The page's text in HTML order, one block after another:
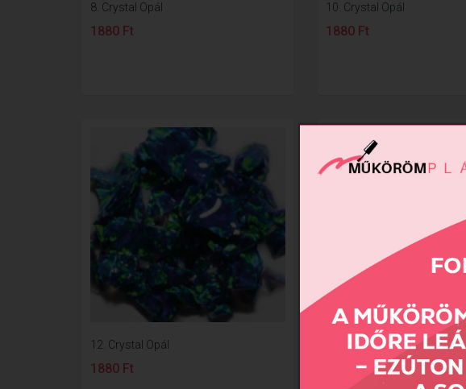
8. Crystal Opál
1880 Ft
10. Crystal Opál
1880 Ft
12. Crystal Opál
1880 Ft
13. Crystal Opál
1880 Ft